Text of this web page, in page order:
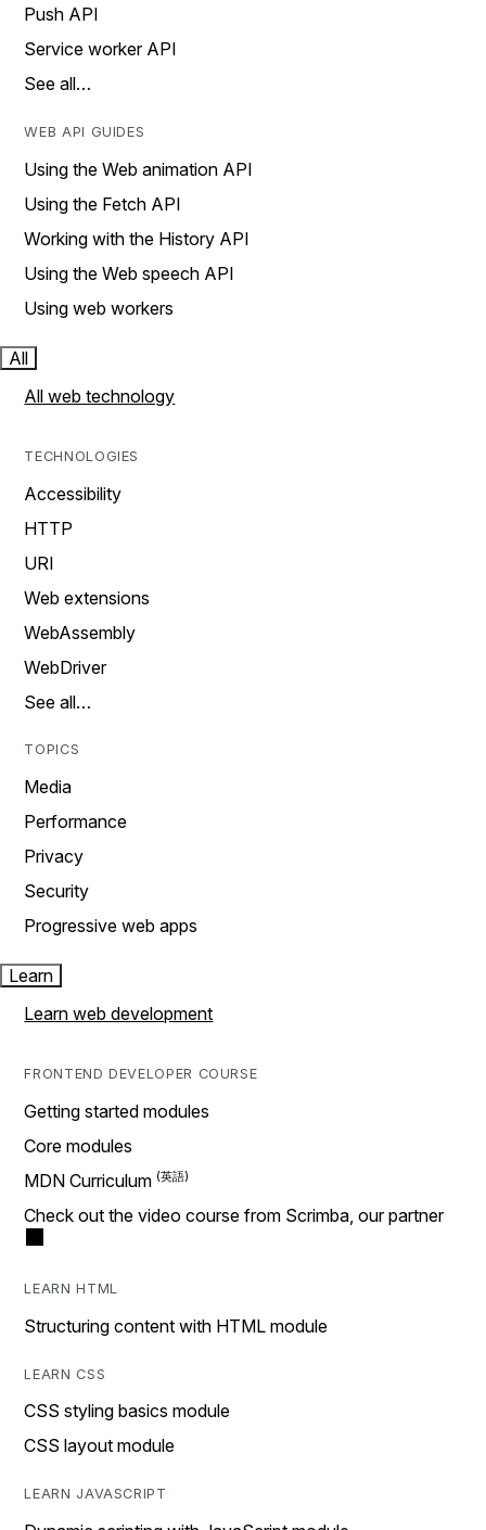
Push API
Service worker API
See all…
WEB API GUIDES
Using the Web animation API
Using the Fetch API
Working with the History API
Using the Web speech API
Using web workers
All
All web technology
TECHNOLOGIES
Accessibility
HTTP
URI
Web extensions
WebAssembly
WebDriver
See all…
TOPICS
Media
Performance
Privacy
Security
Progressive web apps
Learn
Learn web development
FRONTEND DEVELOPER COURSE
Getting started modules
Core modules
MDN Curriculum
Check out the video course from Scrimba, our partner
LEARN HTML
Structuring content with HTML module
LEARN CSS
CSS styling basics module
CSS layout module
LEARN JAVASCRIPT